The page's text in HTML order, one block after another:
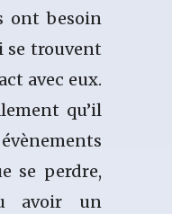
ont besoin
se trouvent
avec eux.
qu’il
se perdre,
avoir un